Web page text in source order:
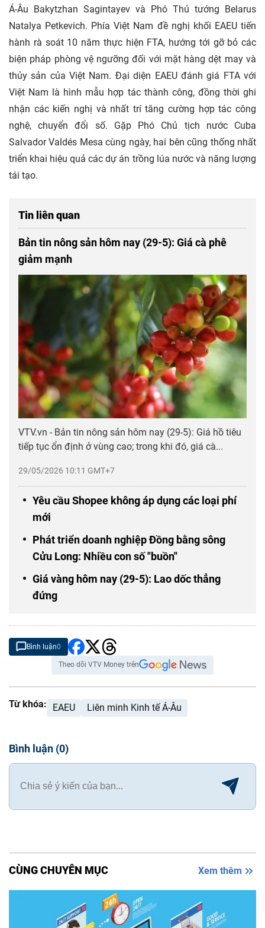
Á-Âu Bakytzhan Sagintayev và Phó Thủ tướng Belarus
Natalya Petkevich. Phía Việt Nam đề nghị khối EAEU tiến
hành rà soát 10 năm thực hiện FTA, hướng tới gỡ bỏ các
biện pháp phòng vệ ngưỡng đối với mặt hàng dệt may và
thủy sản của Việt Nam. Đại diện EAEU đánh giá FTA với
Việt Nam là hình mẫu hợp tác thành công, đồng thời ghi
nhận các kiến nghị và nhất trí tăng cường hợp tác công
nghệ, chuyển đổi số. Gặp Phó Chủ tịch nước Cuba
Salvador Valdés Mesa cùng ngày, hai bên cũng thống nhất
triển khai hiệu quả các dự án trồng lúa nước và năng lượng
tái tạo.
Tin liên quan
Bản tin nông sản hôm nay (29-5): Giá cà phê
giảm mạnh
29/05/2026 10:11 GMT+7
VTV.vn - Bản tin nông sản hôm nay (29-5): Giá hồ tiêu
tiếp tục ổn định ở vùng cao; trong khi đó, giá cà...
Yêu cầu Shopee không áp dụng các loại phí
mới
Phát triển doanh nghiệp Đồng bằng sông
Cửu Long: Nhiều con số "buồn"
Giá vàng hôm nay (29-5): Lao dốc thẳng
đứng
Bình luận0
Theo dõi VTV Money trên
Từ khóa: EAEU Liên minh Kinh tế Á-Âu
Bình luận (0)
CÙNG CHUYÊN MỤC Xem thêm